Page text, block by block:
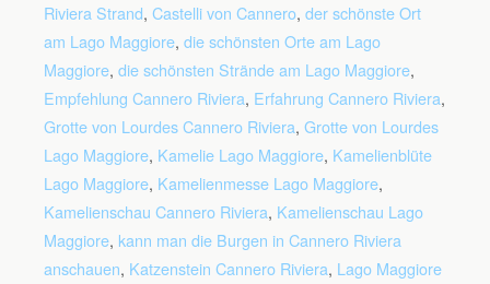
Riviera Strand, Castelli von Cannero, der schönste Ort
am Lago Maggiore, die schönsten Orte am Lago
Maggiore, die schönsten Strände am Lago Maggiore,
Empfehlung Cannero Riviera, Erfahrung Cannero Riviera,
Grotte von Lourdes Cannero Riviera, Grotte von Lourdes
Lago Maggiore, Kamelie Lago Maggiore, Kamelienblüte
Lago Maggiore, Kamelienmesse Lago Maggiore,
Kamelienschau Cannero Riviera, Kamelienschau Lago
Maggiore, kann man die Burgen in Cannero Riviera
anschauen, Katzenstein Cannero Riviera, Lago Maggiore